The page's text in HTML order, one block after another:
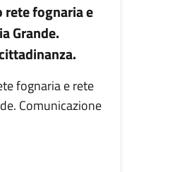
fognaria e
Grande.
fognaria e rete
Comunicazione